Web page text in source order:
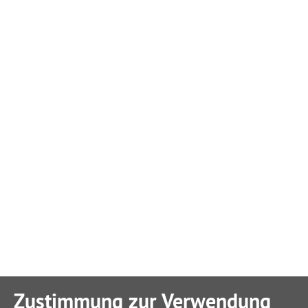
Zustimmung zur Verwendung